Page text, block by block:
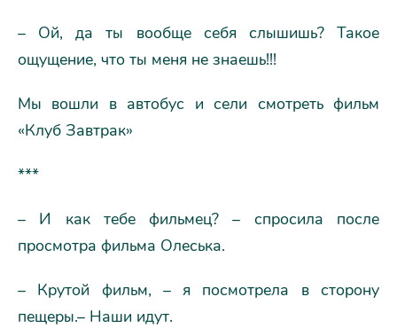
– Ой, да ты вообще себя слышишь? Такое
ощущение, что ты меня не знаешь!!!
Мы вошли в автобус и сели смотреть фильм
«Клуб Завтрак»
***
– И как тебе фильмец? – спросила после
просмотра фильма Олеська.
– Крутой фильм, – я посмотрела в сторону
пещеры.– Наши идут.